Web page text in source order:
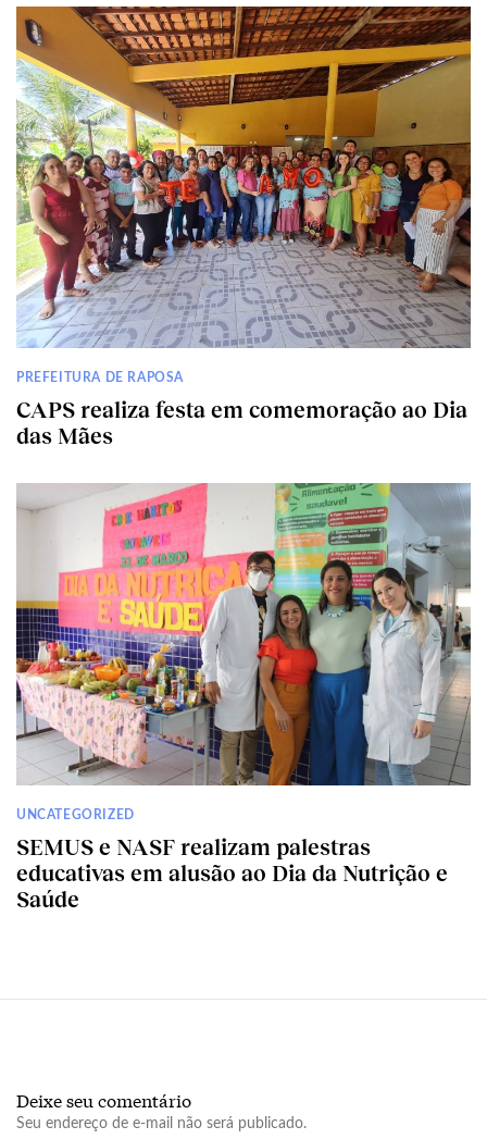
PREFEITURA DE RAPOSA
CAPS realiza festa em comemoração ao Dia
das Mães
UNCATEGORIZED
SEMUS e NASF realizam palestras
educativas em alusão ao Dia da Nutrição e
Saúde
Deixe seu comentário
Seu endereço de e-mail não será publicado.